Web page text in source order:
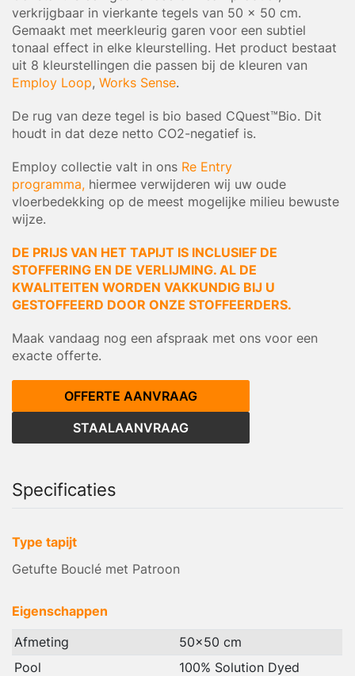
verkrijgbaar in vierkante tegels van 50 x 50 cm.
Gemaakt met meerkleurig garen voor een subtiel
tonaal effect in elke kleurstelling. Het product bestaat
uit 8 kleurstellingen die passen bij de kleuren van
Employ Loop, Works Sense.
De rug van deze tegel is bio based CQuest™Bio. Dit
houdt in dat deze netto CO2-negatief is.
Employ collectie valt in ons Re Entry
programma, hiermee verwijderen wij uw oude
vloerbedekking op de meest mogelijke milieu bewuste
wijze.
DE PRIJS VAN HET TAPIJT IS INCLUSIEF DE
STOFFERING EN DE VERLIJMING. AL DE
KWALITEITEN WORDEN VAKKUNDIG BIJ U
GESTOFFEERD DOOR ONZE STOFFEERDERS.
Maak vandaag nog een afspraak met ons voor een
exacte offerte.
OFFERTE AANVRAAG
STAALAANVRAAG
Specificaties
Type tapijt
Getufte Bouclé met Patroon
Eigenschappen
Afmeting
50x50 cm
Pool
100% Solution Dyed